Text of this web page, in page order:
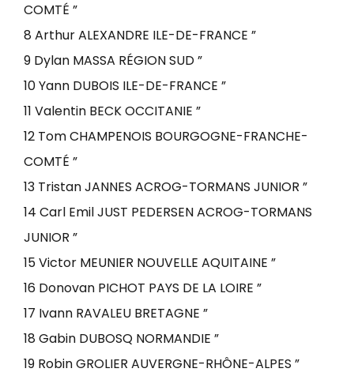
COMTÉ ”
8 Arthur ALEXANDRE ILE-DE-FRANCE ”
9 Dylan MASSA RÉGION SUD ”
10 Yann DUBOIS ILE-DE-FRANCE ”
11 Valentin BECK OCCITANIE ”
12 Tom CHAMPENOIS BOURGOGNE-FRANCHE-
COMTÉ ”
13 Tristan JANNES ACROG-TORMANS JUNIOR ”
14 Carl Emil JUST PEDERSEN ACROG-TORMANS
JUNIOR ”
15 Victor MEUNIER NOUVELLE AQUITAINE ”
16 Donovan PICHOT PAYS DE LA LOIRE ”
17 Ivann RAVALEU BRETAGNE ”
18 Gabin DUBOSQ NORMANDIE ”
19 Robin GROLIER AUVERGNE-RHÔNE-ALPES ”